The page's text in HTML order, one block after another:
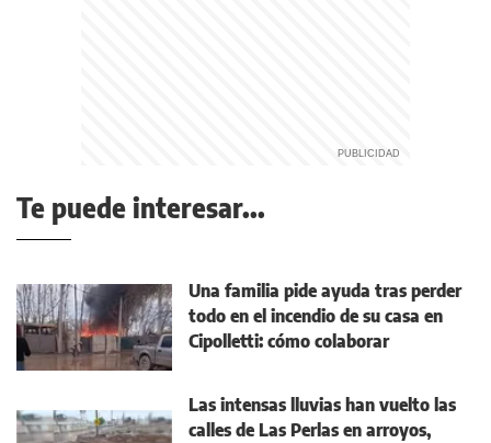
Te puede interesar...
Una familia pide ayuda tras perder
todo en el incendio de su casa en
Cipolletti: cómo colaborar
Las intensas lluvias han vuelto las
calles de Las Perlas en arroyos,